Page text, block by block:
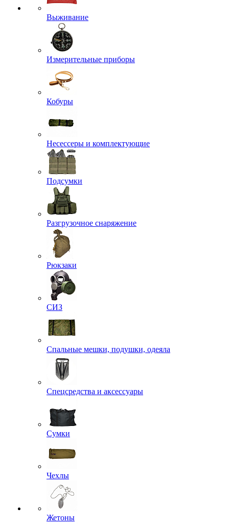
Выживание
Измерительные приборы
Кобуры
Несессеры и комплектующие
Подсумки
Разгрузочное снаряжение
Рюкзаки
СИЗ
Спальные мешки, подушки, одеяла
Спецсредства и аксессуары
Сумки
Чехлы
Жетоны